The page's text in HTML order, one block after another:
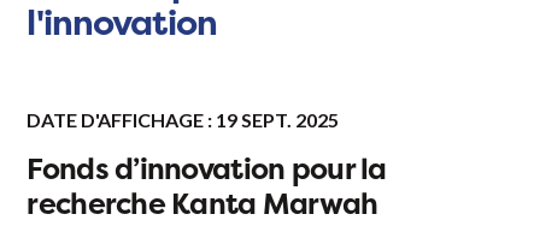
l'innovation
DATE D'AFFICHAGE : 19 SEPT. 2025
Fonds d’innovation pour la
recherche Kanta Marwah